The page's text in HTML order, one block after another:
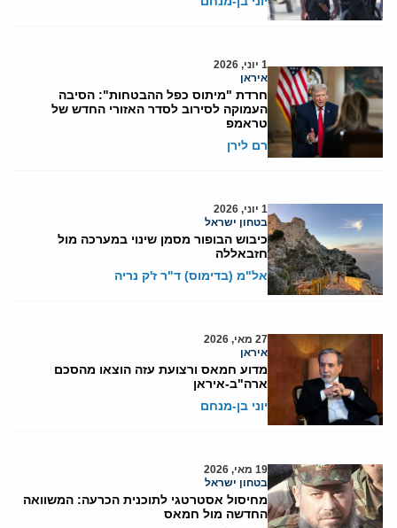
1 יוני, 2026
איראן
חרדת "מיתוס כפל ההבטחות": הסיבה
העמוקה לסירוב לסדר האזורי החדש של
טראמפ
רם לירן
1 יוני, 2026
בטחון ישראל
כיבוש הבופור מסמן שינוי במערכה מול
חזבאללה
אל"מ (בדימוס) ד"ר ז'ק נריה
27 מאי, 2026
איראן
מדוע חמאס ורצועת עזה הוצאו מהסכם
ארה"ב-איראן
יוני בן-מנחם
19 מאי, 2026
בטחון ישראל
מחיסול אסטרטגי לתוכנית הכרעה: המשוואה
החדשה מול חמאס